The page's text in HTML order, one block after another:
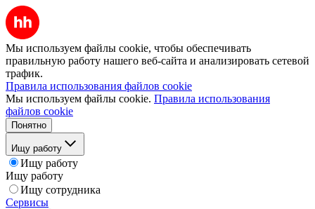
Мы используем файлы cookie, чтобы обеспечивать
правильную работу нашего веб-сайта и анализировать сетевой
трафик.
Правила использования файлов cookie
Мы используем файлы cookie. Правила использования
файлов cookie
Понятно
Ищу работу
Ищу работу
Ищу работу
Ищу сотрудника
Сервисы